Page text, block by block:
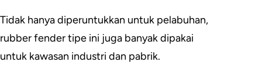
Tidak hanya diperuntukkan untuk pelabuhan,
rubber fender tipe ini juga banyak dipakai
untuk kawasan industri dan pabrik.